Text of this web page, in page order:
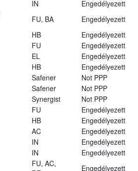
IN
Engedélyezett
FU, BA
Engedélyezett
HB
Engedélyezett
FU
Engedélyezett
EL
Engedélyezett
HB
Engedélyezett
Safener
Not PPP
Safener
Not PPP
Synergist
Not PPP
FU
Engedélyezett
HB
Engedélyezett
AC
Engedélyezett
IN
Engedélyezett
IN
Engedélyezett
FU, AC,
Engedélyezett